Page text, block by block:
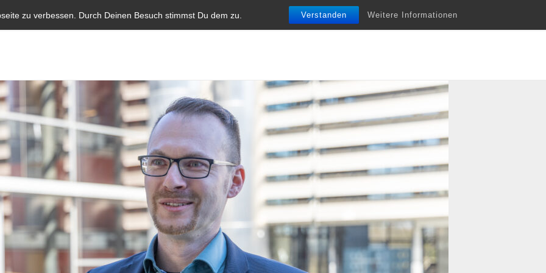
zu verbessen. Durch Deinen Besuch stimmst Du dem zu. Verstanden Weitere Informationen
Start Aktuelles Blauer Brief Parlamentarische Infobriefe Termine Vita Unterstützung